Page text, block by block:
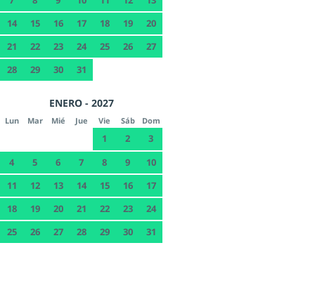
14
15 16 17 18 19
20
21
22 23 24 25 26
27
28
29 30 31
ENERO - 2027
Lun Mar Mié Jue Vie Sáb Dom
1 2
3
4
5 6 7 8 9
10
11
12 13 14 15 16
17
18
19 20 21 22 23
24
25
26 27 28 29 30 31